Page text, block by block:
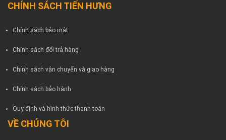
CHÍNH SÁCH TIẾN HƯNG
Chính sách bảo mật
Chính sách đổi trả hàng
Chính sách vận chuyển và giao hàng
Chính sách bảo hành
Quy định và hình thức thanh toán
VỀ CHÚNG TÔI